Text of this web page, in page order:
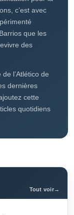
de toutes les
majeur de
objectif des
pour la
c’est avec
que les
des
l’Atlético de
quotidiens